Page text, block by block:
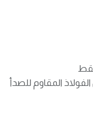
المقاوم للصدأ